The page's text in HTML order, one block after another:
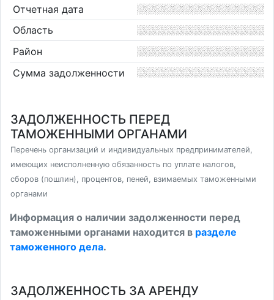
Отчетная дата
Область
Район
Сумма задолженности
ЗАДОЛЖЕННОСТЬ ПЕРЕД
ТАМОЖЕННЫМИ ОРГАНАМИ
Перечень организаций и индивидуальных предпринимателей,
имеющих неисполненную обязанность по уплате налогов,
сборов (пошлин), процентов, пеней, взимаемых таможенными
органами
Информация о наличии задолженности перед
таможенными органами находится в разделе
таможенного дела.
ЗАДОЛЖЕННОСТЬ ЗА АРЕНДУ